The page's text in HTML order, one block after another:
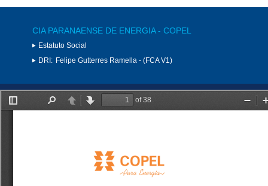
CIA PARANAENSE DE ENERGIA - COPEL
Estatuto Social
DRI: Felipe Gutterres Ramella - (FCA V1)